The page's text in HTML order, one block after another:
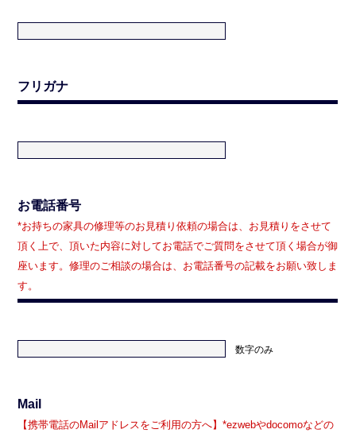
フリガナ
お電話番号
*お持ちの家具の修理等のお見積り依頼の場合は、お見積りをさせて
頂く上で、頂いた内容に対してお電話でご質問をさせて頂く場合が御
座います。修理のご相談の場合は、お電話番号の記載をお願い致しま
す。
数字のみ
Mail
【携帯電話のMailアドレスをご利用の方へ】*ezwebやdocomoなどの